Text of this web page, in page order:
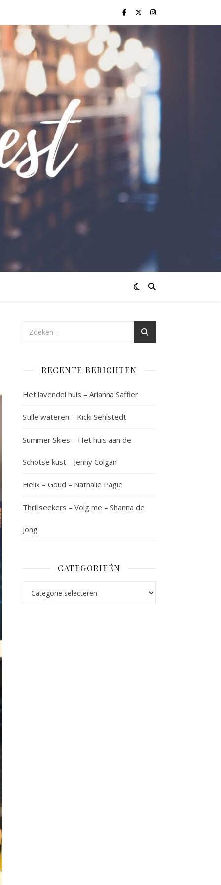
RECENTE BERICHTEN
Het lavendel huis – Arianna Saffier
Stille wateren – Kicki Sehlstedt
Summer Skies – Het huis aan de
Schotse kust – Jenny Colgan
Helix – Goud – Nathalie Pagie
Thrillseekers – Volg me – Shanna de
Jong
CATEGORIEËN